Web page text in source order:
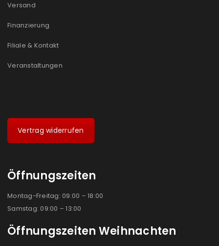
Versand
Finanzierung
Filiale & Kontakt
Veranstaltungen
Vertrag widerrufen
Öffnungszeiten
Montag-Freitag: 09:00 – 18:00
Samstag: 09:00 – 13:00
Öffnungszeiten Weihnachten